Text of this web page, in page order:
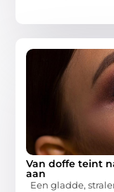
Van doffe teint
aan
Een gladde,